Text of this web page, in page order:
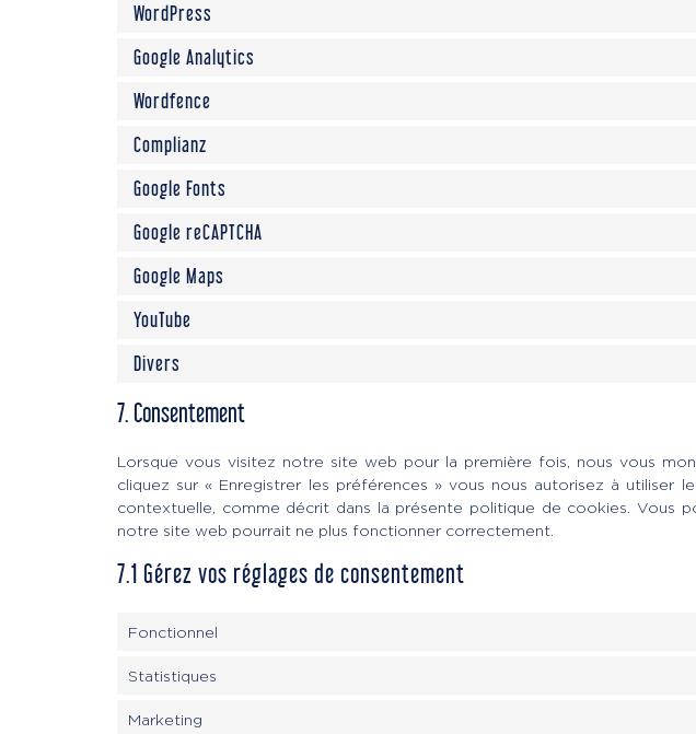
WordPress
Google Analytics
Wordfence
Complianz
Google Fonts
Google reCAPTCHA
Google Maps
YouTube
Divers
7. Consentement
Lorsque vous visitez notre site web pour la première fois, nous vous
cliquez sur « Enregistrer les préférences » vous nous autorisez à utiliser
contextuelle, comme décrit dans la présente politique de cookies. Vous
notre site web pourrait ne plus fonctionner correctement.
7.1 Gérez vos réglages de consentement
Fonctionnel
Statistiques
Marketing